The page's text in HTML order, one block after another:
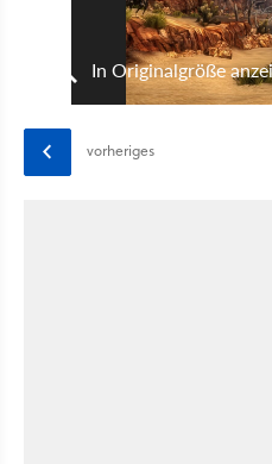
In Originalgröße
vorheriges